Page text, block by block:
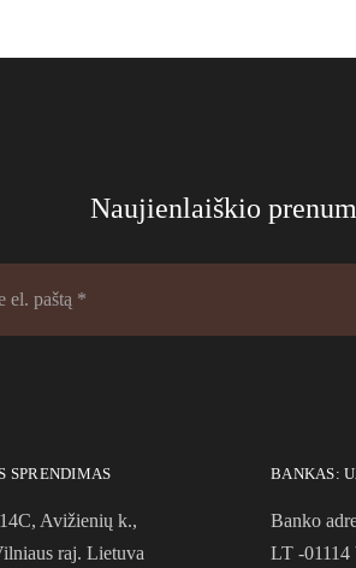
Naujienlaiškio
SPRENDIMAS
Avižienių k.,
raj. Lietuva
BANKAS:
Banko
LT -